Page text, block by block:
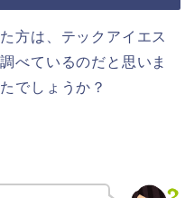
方は、テックアイエス
べているのだと思いま
でしょうか？